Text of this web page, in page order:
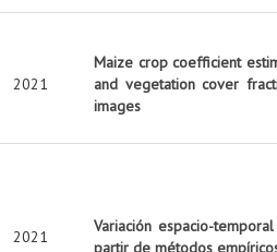
2021
Maize crop coefficient
and vegetation cover
images
2021
Variación espacio-
partir de métodos